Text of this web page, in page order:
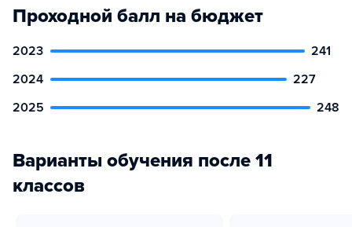
Проходной балл на бюджет
2023
241
2024
227
2025
248
Варианты обучения после 11
классов